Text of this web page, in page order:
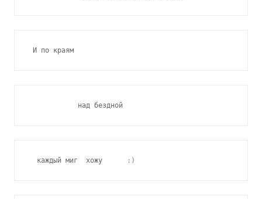
И по краям
            над бездной
  каждый миг  хожу
:)